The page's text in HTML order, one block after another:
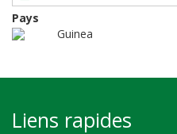
Pays
Guinea
Liens rapides